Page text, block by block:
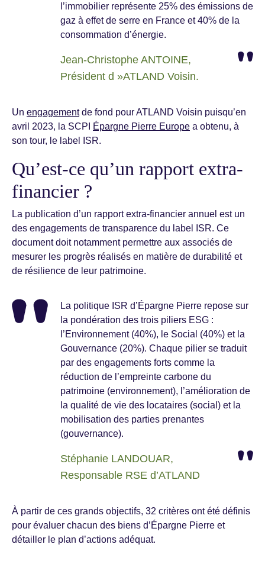
l’immobilier représente 25% des émissions de
gaz à effet de serre en France et 40% de la
consommation d’énergie.
Jean-Christophe ANTOINE,
Président d »ATLAND Voisin.
Un engagementde fond pour ATLAND Voisin puisqu’en
avril 2023, la SCPI
Épargne Pierre Europe a obtenu, à
son tour, le label ISR.
Qu’est-ce qu’un rapport extra-
financier ?
La publication d’un rapport extra-financier annuel est un
des engagements de transparence du label ISR. Ce
document doit notamment permettre aux associés de
mesurer les progrès réalisés en matière de durabilité et
de résilience de leur patrimoine.
La politique ISR d’Épargne Pierre repose sur
la pondération des trois piliers ESG :
l’Environnement (40%), le Social (40%) et la
Gouvernance (20%). Chaque pilier se traduit
par des engagements forts comme la
réduction de l’empreinte carbone du
patrimoine (environnement), l’amélioration de
la qualité de vie des locataires (social) et la
mobilisation des parties prenantes
(gouvernance).
Stéphanie LANDOUAR,
Responsable RSE d’ATLAND
À partir de ces grands objectifs, 32 critères ont été définis
pour évaluer chacun des biens d’Épargne Pierre et
détailler le plan d’actions adéquat.